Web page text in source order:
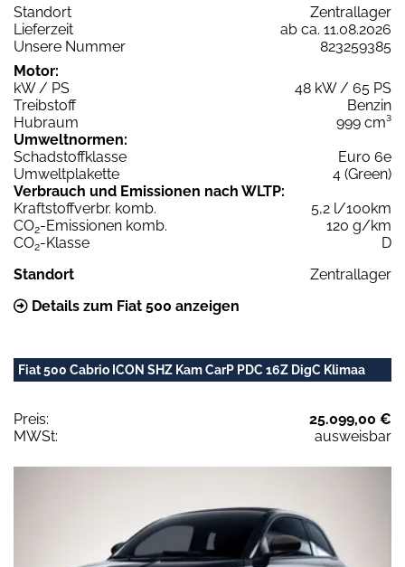
Standort
Zentrallager
Lieferzeit
ab ca. 11.08.2026
Unsere Nummer
823259385
Motor:
kW / PS
48 kW / 65 PS
Treibstoff
Benzin
Hubraum
999 cm³
Umweltnormen:
Schadstoffklasse
Euro 6e
Umweltplakette
4 (Green)
Verbrauch und Emissionen nach WLTP:
Kraftstoffverbr. komb.
5,2 l/100km
CO2-Emissionen komb.
120 g/km
CO2-Klasse
D
Standort
Zentrallager
Details zum Fiat 500 anzeigen
Fiat 500 Cabrio ICON SHZ Kam CarP PDC 16Z DigC Klimaa
Preis:
25.099,00 €
MWSt:
ausweisbar